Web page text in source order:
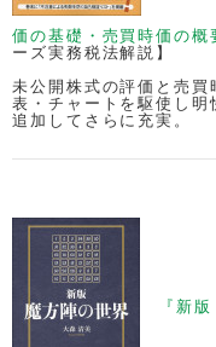
価の基礎・売買時価の概
ーズ実務税法解説】
未公開株式の評価と売買
表・チャートを駆使し明
追加してさらに充実。
『新